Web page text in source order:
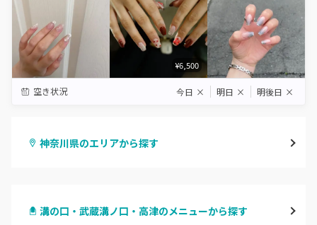
¥6,500
空き状況 今日 × 明日 × 明後日 ×
神奈川県のエリアから探す
川崎
溝の口・武蔵溝ノ口・高津のメニューから探す